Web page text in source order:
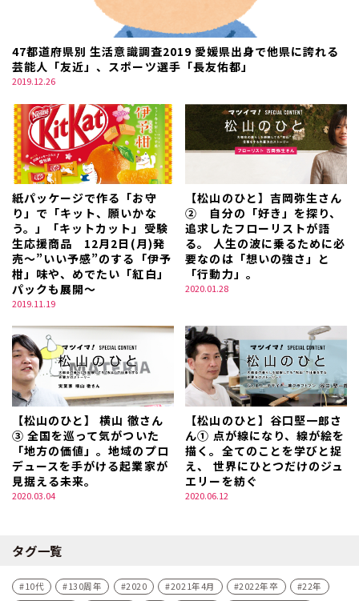
47都道府県別 生活意識調査2019 愛媛県出身で他県に誇れる
芸能人「友近」、スポーツ選手「長友佑都」
2019.12.26
紙パッケージで作る「お守
り」で「キット、願いかな
う。」「キットカット」受験
生応援商品 12月2日(月)発
売～”いい予感”のする「伊予
柑」味や、めでたい「紅白」
パックも展開～
2019.11.19
【松山のひと】吉岡弥生さん
② 自分の「好き」を探り、
追求したフローリストが語
る。 人生の波に乗るために必
要なのは「想いの強さ」と
「行動力」。
2020.01.28
【松山のひと】 横山 徹さん
③ 全国を巡って気がついた
「地方の価値」。地域のプロ
デュースを手がける起業家が
見据える未来。
2020.03.04
【松山のひと】谷口堅一郎さ
ん① 点が線になり、線が絵を
描く。全てのことを学びと捉
え、 世界にひとつだけのジュ
エリーを紡ぐ
2020.06.12
タグ一覧
10代 130周年 2020 2021年4月 2022年卒
22年